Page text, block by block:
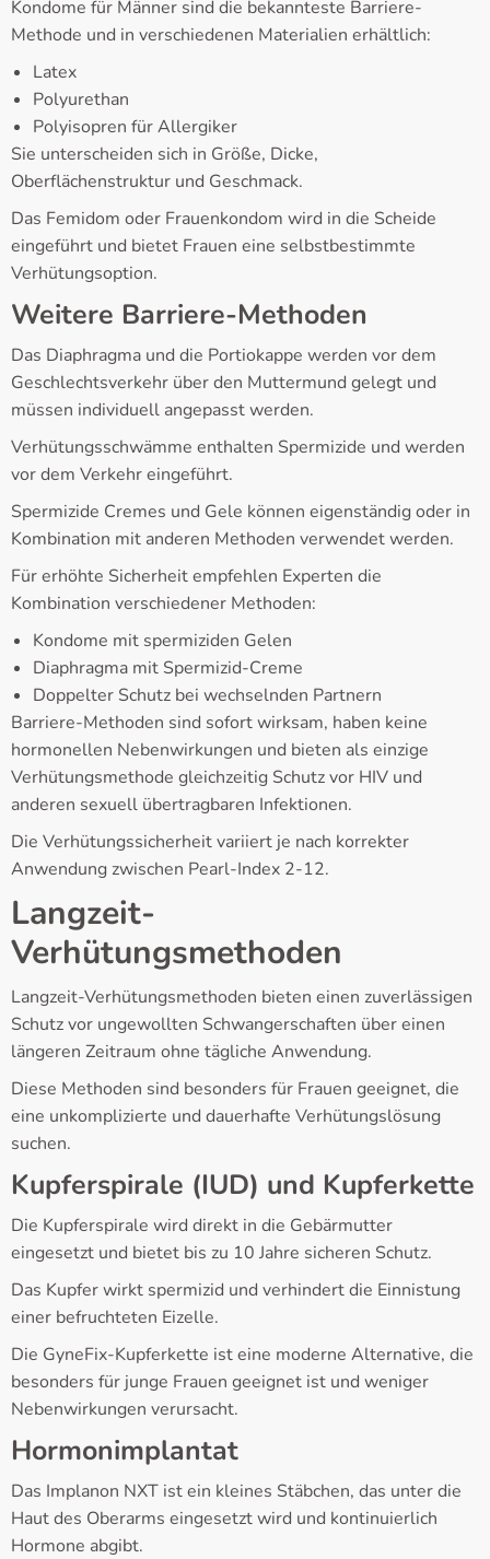
Kondome für Männer sind die bekannteste Barriere-
Methode und in verschiedenen Materialien erhältlich:
Latex
Polyurethan
Polyisopren für Allergiker
Sie unterscheiden sich in Größe, Dicke,
Oberflächenstruktur und Geschmack.
Das Femidom oder Frauenkondom wird in die Scheide
eingeführt und bietet Frauen eine selbstbestimmte
Verhütungsoption.
Weitere Barriere-Methoden
Das Diaphragma und die Portiokappe werden vor dem
Geschlechtsverkehr über den Muttermund gelegt und
müssen individuell angepasst werden.
Verhütungsschwämme enthalten Spermizide und werden
vor dem Verkehr eingeführt.
Spermizide Cremes und Gele können eigenständig oder in
Kombination mit anderen Methoden verwendet werden.
Für erhöhte Sicherheit empfehlen Experten die
Kombination verschiedener Methoden:
Kondome mit spermiziden Gelen
Diaphragma mit Spermizid-Creme
Doppelter Schutz bei wechselnden Partnern
Barriere-Methoden sind sofort wirksam, haben keine
hormonellen Nebenwirkungen und bieten als einzige
Verhütungsmethode gleichzeitig Schutz vor HIV und
anderen sexuell übertragbaren Infektionen.
Die Verhütungssicherheit variiert je nach korrekter
Anwendung zwischen Pearl-Index 2-12.
Langzeit-
Verhütungsmethoden
Langzeit-Verhütungsmethoden bieten einen zuverlässigen
Schutz vor ungewollten Schwangerschaften über einen
längeren Zeitraum ohne tägliche Anwendung.
Diese Methoden sind besonders für Frauen geeignet, die
eine unkomplizierte und dauerhafte Verhütungslösung
suchen.
Kupferspirale (IUD) und Kupferkette
Die Kupferspirale wird direkt in die Gebärmutter
eingesetzt und bietet bis zu 10 Jahre sicheren Schutz.
Das Kupfer wirkt spermizid und verhindert die Einnistung
einer befruchteten Eizelle.
Die GyneFix-Kupferkette ist eine moderne Alternative, die
besonders für junge Frauen geeignet ist und weniger
Nebenwirkungen verursacht.
Hormonimplantat
Das Implanon NXT ist ein kleines Stäbchen, das unter die
Haut des Oberarms eingesetzt wird und kontinuierlich
Hormone abgibt.